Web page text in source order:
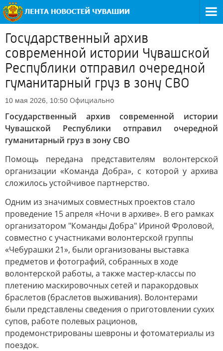
Государственный архив
современной истории Чувашской
Республики отправил очередной
гуманитарный груз в зону СВО
10 мая 2026, 10:50 Официально
Государственный архив современной истории
Чувашской Республики отправил очередной
гуманитарный груз в зону СВО
Помощь передана представителям волонтерской
организации «Команда Добра», с которой у архива
сложилось устойчивое партнерство.
Одним из значимых совместных проектов стало
проведение 15 апреля «Ночи в архиве». В его рамках
организатором "Команды Добра" Ириной Фроловой,
совместно с участниками волонтерской группы
«Чебурашки 21», были организованы выставка
предметов и фотографий, собранных в ходе
волонтерской работы, а также мастер-классы по
плетению маскировочных сетей и паракордовых
браслетов (браслетов выживания). Волонтерами
были представлены сведения о приготовлении сухих
супов, работе полевых рационов,
продемонстрированы шевроны и фотоматериалы из
поездок.